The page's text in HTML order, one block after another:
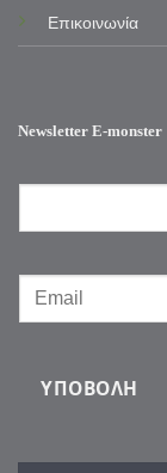
Επικοινωνία
Newsletter E-monster
ΥΠΟΒΟΛΉ